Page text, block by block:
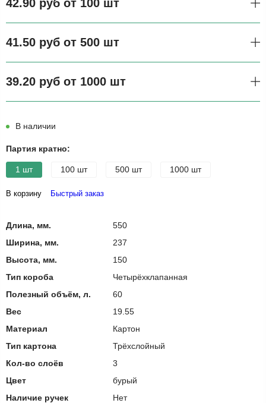
42.90 руб от 100 шт
41.50 руб от 500 шт
39.20 руб от 1000 шт
В наличии
Партия кратно:
1 шт 100 шт 500 шт 1000 шт
В корзину Быстрый заказ
Длина, мм.
550
Ширина, мм.
237
Высота, мм.
150
Тип короба
Четырёхклапанная
Полезный объём, л.
60
Вес
19.55
Материал
Картон
Тип картона
Трёхслойный
Кол-во слоёв
3
Цвет
бурый
Наличие ручек
Нет